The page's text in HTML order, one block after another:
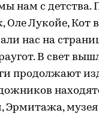
нам с детства.
Лукойе, Кот
нас на
В свет
продолжают
Эрмитажа,